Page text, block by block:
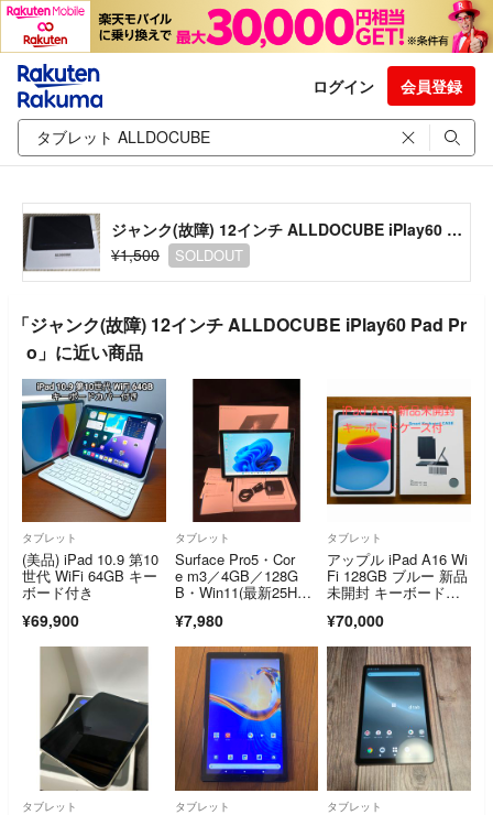
ログイン 会員登録
ジャンク(故障) 12インチ ALLDOCUBE iPlay60 Pad Pro
¥1,500
SOLDOUT
「ジャンク(故障) 12インチ ALLDOCUBE iPlay60 Pad Pr
o」に近い商品
タブレット
(美品) iPad 10.9 第10
世代 WiFi 64GB キー
ボード付き
¥69,900
タブレット
Surface Pro5・Cor
e m3／4GB／128G
B・Win11(最新25H2
アダプタ＋箱付き
¥7,980
タブレット
アップル iPad A16 Wi
Fi 128GB ブルー 新品
未開封 キーボードケ
¥70,000
タブレット タブレット タブレット